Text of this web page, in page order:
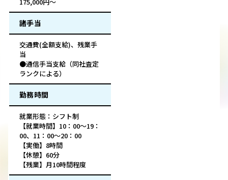
175,000円～
諸手当
交通費(全額支給)、残業手
当
●通信手当支給（同社査定
ランクによる）
勤務時間
就業形態：シフト制
【就業時間】10：00～19：
00、11：00～20：00
【実働】8時間
【休憩】60分
【残業】月10時間程度